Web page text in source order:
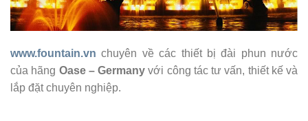
www.fountain.vn chuyên về các thiết bị đài phun nước
của hãng Oase – Germany với công tác tư vấn, thiết kế và
lắp đặt chuyên nghiệp.